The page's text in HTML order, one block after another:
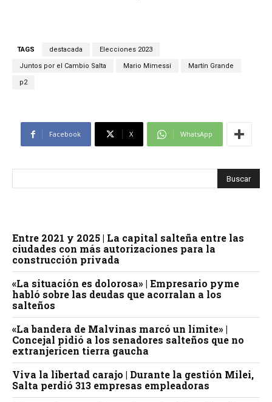
TAGS destacada Elecciones 2023
Juntos por el Cambio Salta Mario Mimessi Martín Grande
p2
Facebook X WhatsApp
Entre 2021 y 2025 | La capital salteña entre las
ciudades con más autorizaciones para la
construcción privada
«La situación es dolorosa» | Empresario pyme
habló sobre las deudas que acorralan a los
salteños
«La bandera de Malvinas marcó un límite» |
Concejal pidió a los senadores salteños que no
extranjericen tierra gaucha
Viva la libertad carajo | Durante la gestión Milei,
Salta perdió 313 empresas empleadoras